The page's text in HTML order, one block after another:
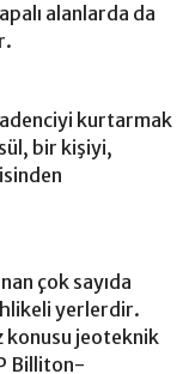
alanlarda da
kurtarmak
bir kişiyi,
çok sayıda
yerlerdir.
konusu jeoteknik
Billiton-